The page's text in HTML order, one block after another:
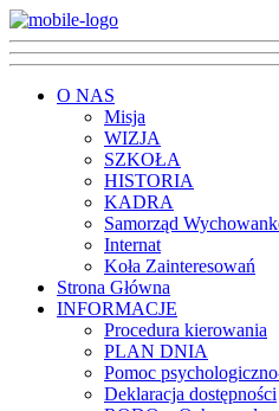
O NAS
Misja
WIZJA
SZKOŁA
HISTORIA
KADRA
Samorząd
Internat
Koła Zainteresowań
Strona Główna
INFORMACJE
Procedura kierowania
PLAN DNIA
Pomoc
Deklaracja dostępności